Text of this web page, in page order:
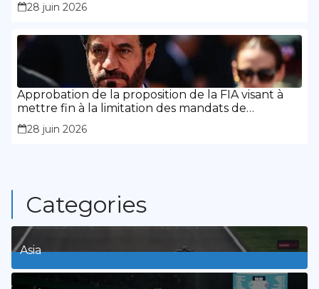
28 juin 2026
Approbation de la proposition de la FIA visant à
mettre fin à la limitation des mandats de
présidence
28 juin 2026
Categories
Asia
1Posts